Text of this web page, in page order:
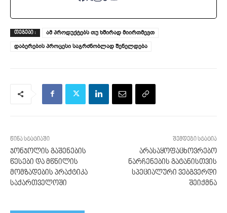
ᲗᲔᲒᲔᲑᲘ :
ამ პროდუქტებს თუ ხშირად მიირთმევთ
დაბერების პროცესი საგრძნობლად შენელდება
წინა სტატიაში
ჯონჯოლის გაშენების
წესები და მწნილის
მომზადების პრაქტიკა
საქართველოში
შემდეგი სტატია
არასაყოფაცხოვრებო
ნარჩენების გატანისთვის
სპეციალური ვებგვერდი
შეიქმნა